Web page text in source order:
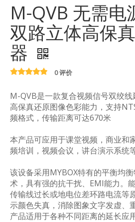
M-QVB 无需电
双路立体高保
器
0 评价
M-QVB是一款复合视频信号双绞
高保真还原图像色彩能力，支持
频格式，传输距离可达670米
本产品可应用于课堂视频，商业和
频培训，视频会议，讲台演示系统等
该设备采用MYBOX特有的平衡均
术，具有强的抗干扰、EMI能力。
传输线过长或地电位差环路电流等
示颜色失真，消除图象文字发虚、
产品适用于各种不同距离的延长应